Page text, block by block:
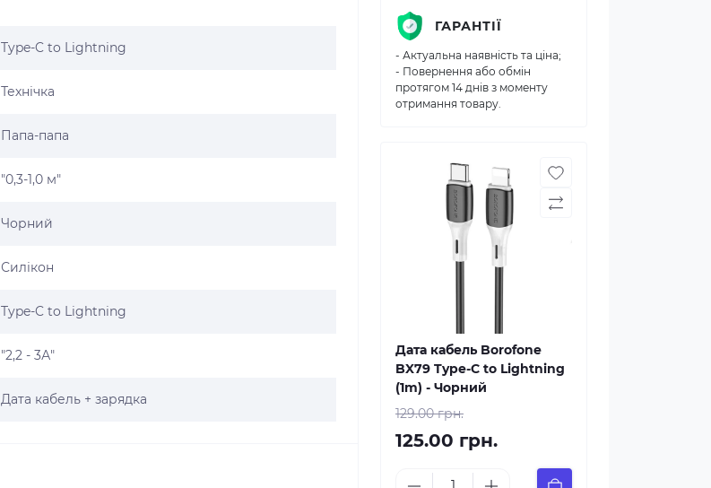
Type-C to Lightning
Технічка
Папа-папа
"0,3-1,0 м"
Чорний
Силікон
Type-C to Lightning
"2,2 - 3А"
Дата кабель + зарядка
ГАРАНТІЇ
- Актуальна наявність та ціна;
- Повернення або обмін
протягом 14 днів з моменту
отримання товару.
Дата кабель Borofone
BX79 Type-C to Lightning
(1m) - Чорний
129.00 грн.
125.00 грн.